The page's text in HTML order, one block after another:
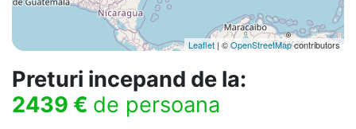
Leaflet | ©OpenStreetMapcontributors
Preturi incepand de la:
2439 € de persoana